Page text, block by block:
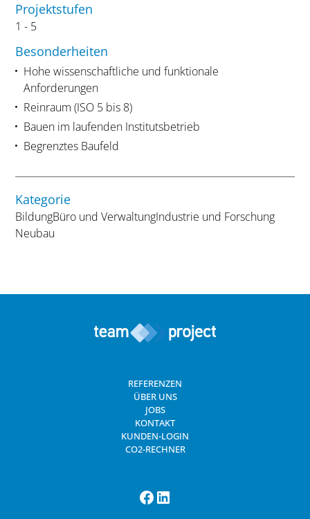
Projektstufen
1 - 5
Besonderheiten
Hohe wissenschaftliche und funktionale
Anforderungen
Reinraum (ISO 5 bis 8)
Bauen im laufenden Institutsbetrieb
Begrenztes Baufeld
Kategorie
BildungBüro und VerwaltungIndustrie und Forschung
Neubau
REFERENZEN
ÜBER UNS
JOBS
KONTAKT
KUNDEN-LOGIN
CO2-RECHNER